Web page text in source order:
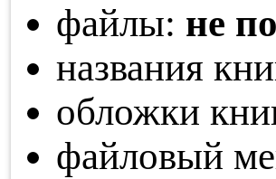
файлы: не
названия
обложки
файловый